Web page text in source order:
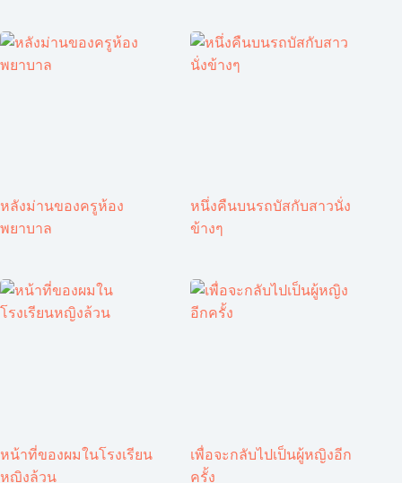
หลังม่านของครูห้อง
พยาบาล
หนึ่งคืนบนรถบัสกับสาวนั่ง
ข้างๆ
หน้าที่ของผมในโรงเรียน
หญิงล้วน
เพื่อจะกลับไปเป็นผู้หญิงอีก
ครั้ง